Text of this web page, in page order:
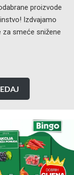
proizvode
Izdvajamo
za smeće snižene